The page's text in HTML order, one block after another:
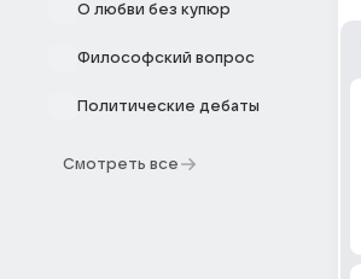
О любви без купюр
Философский вопрос
Политические дебаты
Смотреть все